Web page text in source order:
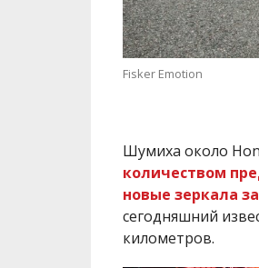
Fisker Emotion
Шумиха около
количеством
новые зеркала
сегодняшний
километров.